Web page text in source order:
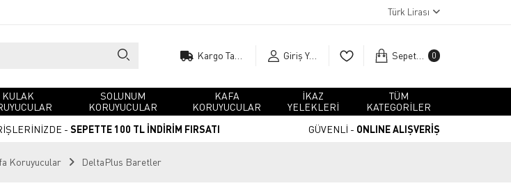
Türk Lirası
Giriş Yap Sepetim 0
KULAK
SOLUNUM
KORUYUCULAR
KAFA
KORUYUCULAR
İKAZ
YELEKLERİ
TÜM
KATEGORİLER
- SEPETTE 100 TL İNDİRİM FIRSATI GÜVENLİ - ONLINE ALIŞVERİŞ
Koruyucular DeltaPlus Baretler